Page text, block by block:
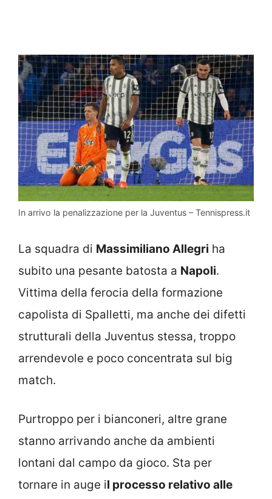
In arrivo la penalizzazione per la Juventus – Tennispress.it
La squadra di Massimiliano Allegri ha
subito una pesante batosta a Napoli.
Vittima della ferocia della formazione
capolista di Spalletti, ma anche dei difetti
strutturali della Juventus stessa, troppo
arrendevole e poco concentrata sul big
match.
Purtroppo per i bianconeri, altre grane
stanno arrivando anche da ambienti
lontani dal campo da gioco. Sta per
tornare in auge il processo relativo alle